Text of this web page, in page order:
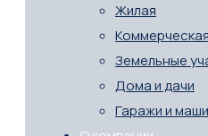
Жилая
Коммерческая
Земельные
Дома и дачи
Гаражи и